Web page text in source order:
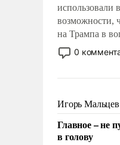
использовали
возможности,
на Трампа в
своим
голову мысль:
Украина
вооруженное
0
Игорь Мальцев
Главное – не
в голову